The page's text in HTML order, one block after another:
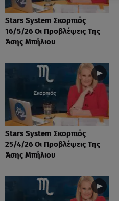
Stars System Σκορπιός
16/5/26 Οι Προβλέψεις Της
Άσης Μπήλιου
Stars System Σκορπιός
25/4/26 Οι Προβλέψεις Της
Άσης Μπήλιου